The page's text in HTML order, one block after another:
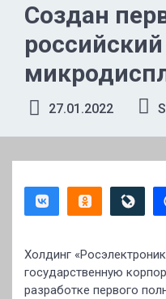
Создан
российский
получил
27.01.2022
Холдинг
государственную
разработке первого